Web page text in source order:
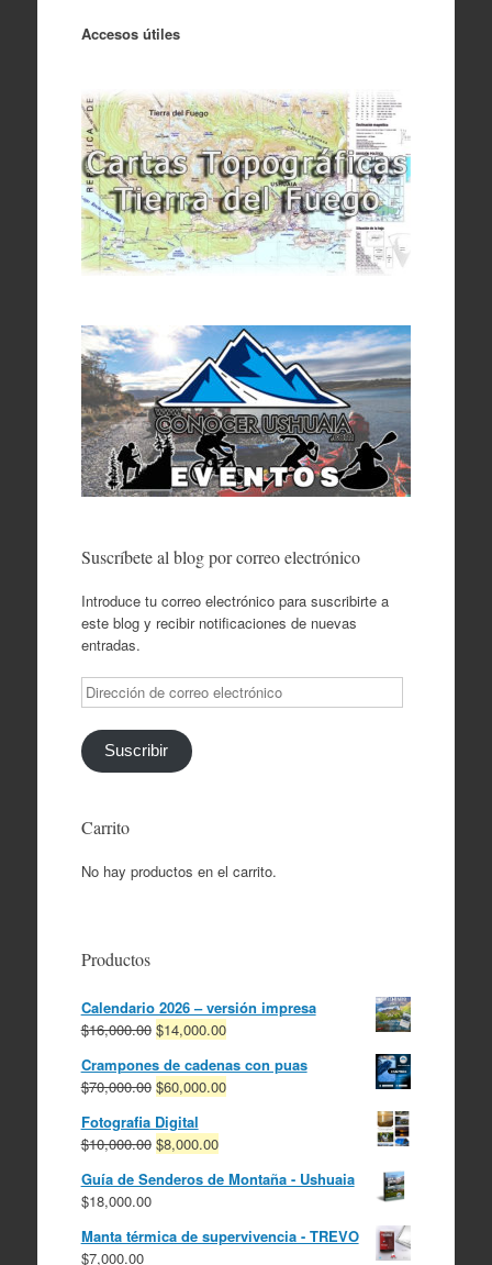
Accesos útiles
Suscríbete al blog por correo electrónico
Introduce tu correo electrónico para suscribirte a
este blog y recibir notificaciones de nuevas
entradas.
Dirección
de
correo
electrónico
Suscribir
Carrito
No hay productos en el carrito.
Productos
Calendario 2026 – versión impresa
$16,000.00 El
original
era:
$16,000.00.
$14,000.00El
actual
es:
Crampones de cadenas con puas
$70,000.00 El
original
era:
$70,000.00.
$60,000.00El
$60,000.00.
Fotografia Digital
$10,000.00 El
original
$10,000.00.
$8,000.00El
actual
$8,000.00.
Guía de Senderos de Montaña - Ushuaia
$18,000.00
Manta térmica de supervivencia - TREVO
$7,000.00